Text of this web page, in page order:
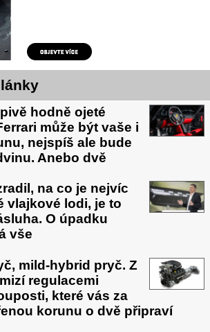
hodně ojeté
může být vaše i
nejspíš ale bude
Anebo dvě
na co je nejvíc
vlajkové lodi, je to
O úpadku
vše
mild-hybrid pryč. Z
regulacemi
které vás za
korunu o dvě připraví